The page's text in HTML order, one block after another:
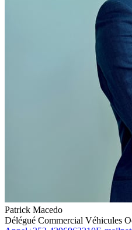
Patrick Macedo
Délégué Commercial Véhicules